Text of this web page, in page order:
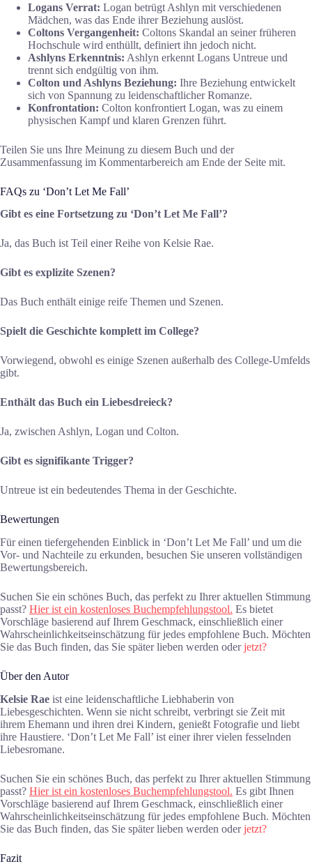
Logans Verrat: Logan betrügt Ashlyn mit verschiedenen
Mädchen, was das Ende ihrer Beziehung auslöst.
Coltons Vergangenheit: Coltons Skandal an seiner früheren
Hochschule wird enthüllt, definiert ihn jedoch nicht.
Ashlyns Erkenntnis: Ashlyn erkennt Logans Untreue und
trennt sich endgültig von ihm.
Colton und Ashlyns Beziehung: Ihre Beziehung entwickelt
sich von Spannung zu leidenschaftlicher Romanze.
Konfrontation: Colton konfrontiert Logan, was zu einem
physischen Kampf und klaren Grenzen führt.
Teilen Sie uns Ihre Meinung zu diesem Buch und der
Zusammenfassung im Kommentarbereich am Ende der Seite mit.
FAQs zu ‘Don’t Let Me Fall’
Gibt es eine Fortsetzung zu ‘Don’t Let Me Fall’?
Ja, das Buch ist Teil einer Reihe von Kelsie Rae.
Gibt es explizite Szenen?
Das Buch enthält einige reife Themen und Szenen.
Spielt die Geschichte komplett im College?
Vorwiegend, obwohl es einige Szenen außerhalb des College-Umfelds
gibt.
Enthält das Buch ein Liebesdreieck?
Ja, zwischen Ashlyn, Logan und Colton.
Gibt es signifikante Trigger?
Untreue ist ein bedeutendes Thema in der Geschichte.
Bewertungen
Für einen tiefergehenden Einblick in ‘Don’t Let Me Fall’ und um die
Vor- und Nachteile zu erkunden, besuchen Sie unseren vollständigen
Bewertungsbereich.
Suchen Sie ein schönes Buch, das perfekt zu Ihrer aktuellen Stimmung
passt? Hier ist ein kostenloses Buchempfehlungstool. Es bietet
Vorschläge basierend auf Ihrem Geschmack, einschließlich einer
Wahrscheinlichkeitseinschätzung für jedes empfohlene Buch. Möchten
Sie das Buch finden, das Sie später lieben werden oderjetzt?
Über den Autor
Kelsie Rae ist eine leidenschaftliche Liebhaberin von
Liebesgeschichten. Wenn sie nicht schreibt, verbringt sie Zeit mit
ihrem Ehemann und ihren drei Kindern, genießt Fotografie und liebt
ihre Haustiere. ‘Don’t Let Me Fall’ ist einer ihrer vielen fesselnden
Liebesromane.
Suchen Sie ein schönes Buch, das perfekt zu Ihrer aktuellen Stimmung
passt? Hier ist ein kostenloses Buchempfehlungstool. Es gibt Ihnen
Vorschläge basierend auf Ihrem Geschmack, einschließlich einer
Wahrscheinlichkeitseinschätzung für jedes empfohlene Buch. Möchten
Sie das Buch finden, das Sie später lieben werden oderjetzt?
Fazit